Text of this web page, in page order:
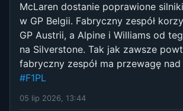
McLaren dostanie poprawione
w GP Belgii. Fabryczny zespół
GP Austrii, a Alpine i Williams od
na Silverstone. Tak jak zawsze
fabryczny zespół ma przewagę
#F1PL
05 lip 2026, 13:44